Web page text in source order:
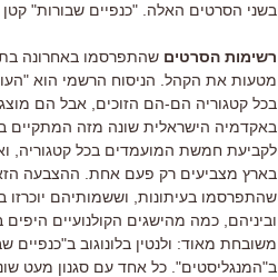
בשני הסרטים האלה. "כנפיים שבורות" קטן
רשימות הסרטים שהתפרסמו באחרונה
מטעות את הקהל. הניסוח הרשמי הוא
בכל קטגוריה הם-הם הזוכים, אבל הם
באקדמיה הישראלית שונה מזה
לקביעת חמשת המועמדים בכל קטגוריה,
בארץ מצביעים רק פעם אחת. ההצבעה
שהתפרסמו בעיתונות, וששמותיהם
וביניהם, כמה מהישגים הקולנועיים
משובחת מאוד: ולנטין בלונוגוב ב"כנפיים
ב"המנגליסטים". כל אחד עם סגנון מעט